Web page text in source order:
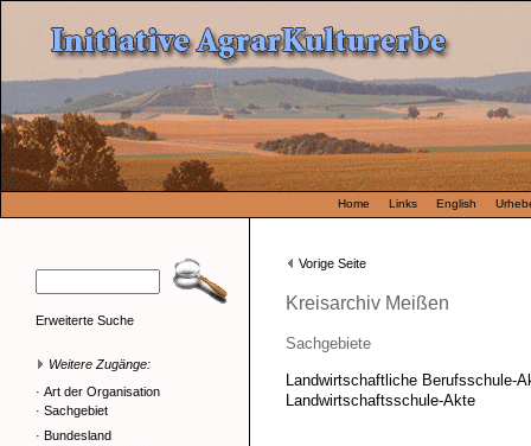
Home Links English
Erweiterte Suche
Weitere Zugänge:
· Art der Organisation
· Sachgebiet
· Bundesland
Vorige Seite
Kreisarchiv Meißen
Sachgebiete
Landwirtschaftliche Berufsschule-
Landwirtschaftsschule-Akte